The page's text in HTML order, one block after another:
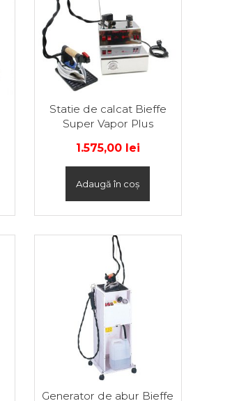
Statie de calcat Bieffe
Super Vapor Plus
1.575,00 lei
Adaugă în coș
Generator de abur Bieffe